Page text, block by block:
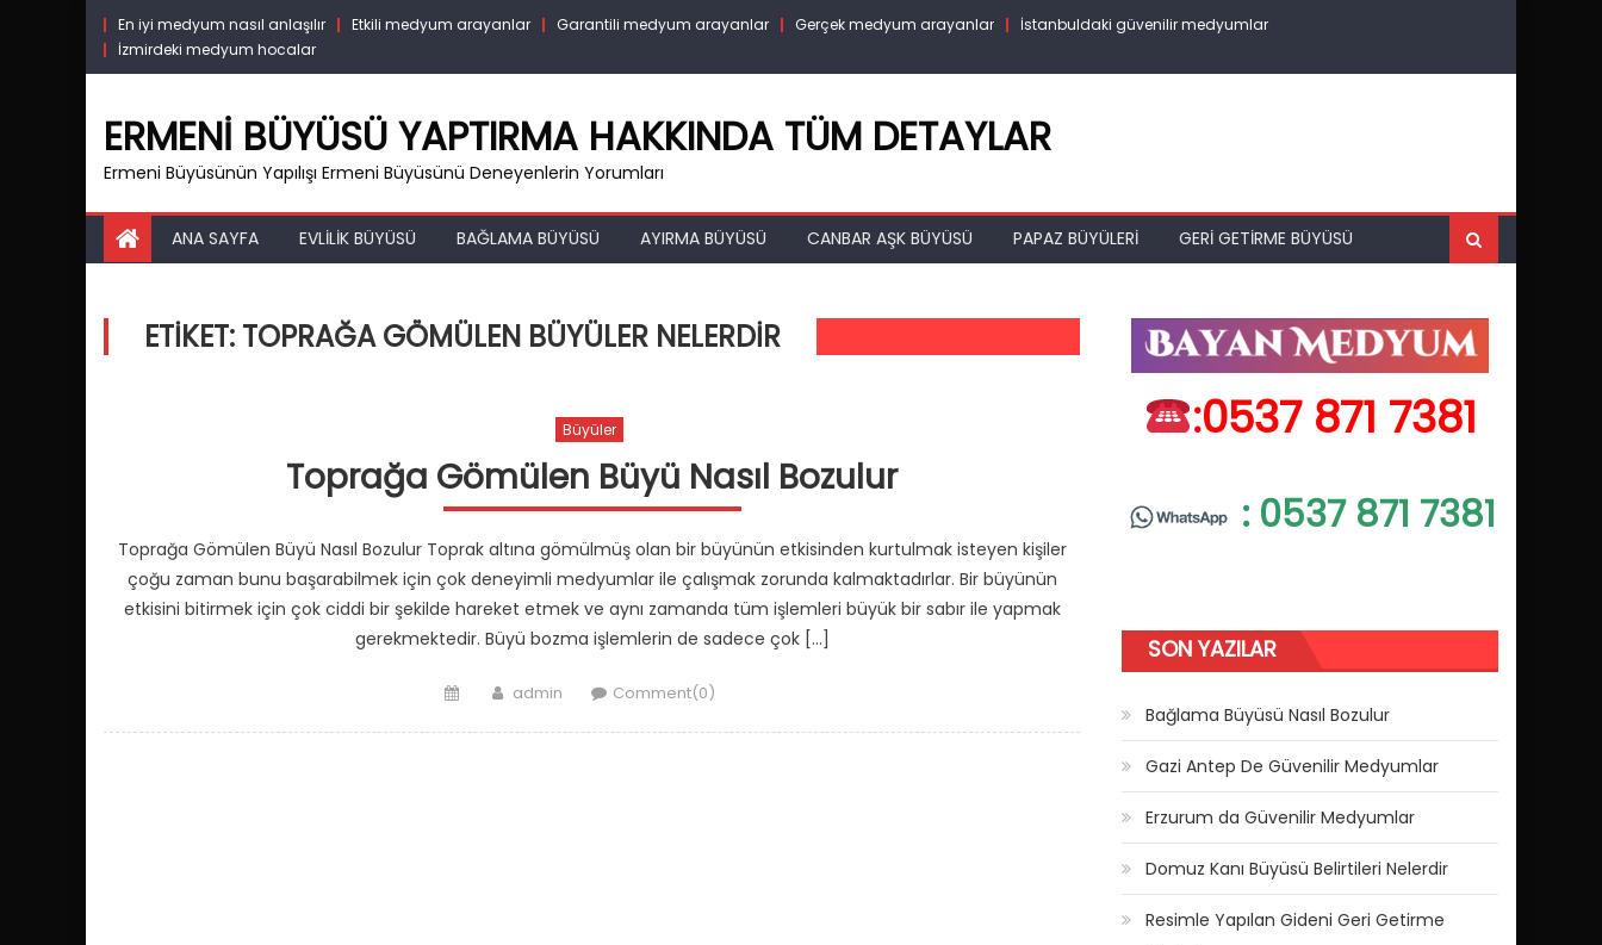
Skip
content
En iyi medyum nasıl anlaşılır Etkili medyum arayanlar Garantili medyum arayanlar Gerçek medyum arayanlar
İstanbuldaki güvenilir medyumlar
İzmirdeki medyum hocalar
ERMENI BÜYÜSÜ YAPTIRMA HAKKINDA TÜM DETAYLAR
Ermeni Büyüsünün Yapılışı Ermeni Büyüsünü Deneyenlerin Yorumları
ANA SAYFA EVLILIK BÜYÜSÜ BAĞLAMA BÜYÜSÜ AYIRMA BÜYÜSÜ CANBAR AŞK BÜYÜSÜ PAPAZ BÜYÜLERI GERI GETIRME BÜYÜSÜ
ETIKET: TOPRAĞA GÖMÜLEN BÜYÜLER NELERDIR
Büyüler
Toprağa Gömülen Büyü Nasıl Bozulur
Toprağa Gömülen Büyü Nasıl Bozulur Toprak altına gömülmüş olan bir büyünün etkisinden kurtulmak isteyen kişiler
çoğu zaman bunu başarabilmek için çok deneyimli medyumlar ile çalışmak zorunda kalmaktadırlar. Bir büyünün
etkisini bitirmek için çok ciddi bir şekilde hareket etmek ve aynı zamanda tüm işlemleri büyük bir sabır ile yapmak
gerekmektedir. Büyü bozma işlemlerin de sadece çok […]
PostedAuthor
admin Comment(0)
:0537 871 7381
: 0537 871 7381
SON YAZILAR
Bağlama Büyüsü Nasıl Bozulur
Gazi Antep De Güvenilir Medyumlar
Erzurum da Güvenilir Medyumlar
Domuz Kanı Büyüsü Belirtileri Nelerdir
Resimle Yapılan Gideni Geri Getirme